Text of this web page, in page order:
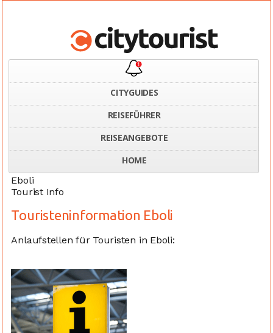
CITYGUIDES
REISEFÜHRER
REISEANGEBOTE
HOME
Touristeninformation Eboli
Eboli
Tourist Info
Touristeninformation Eboli
Anlaufstellen für Touristen in Eboli: